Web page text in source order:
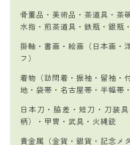
骨董品・美術品・茶道具・茶
水指・煎茶道具・鉄瓶・銀瓶
掛軸・書画・絵画（日本画・
フ）
着物（訪問着・振袖・留袖・
地・袋帯・名古屋帯・半幅帯
日本刀・脇差・短刀・刀装
柄）・甲冑・武具・火縄銃
貴金属（金貨・銀貨・記念メ